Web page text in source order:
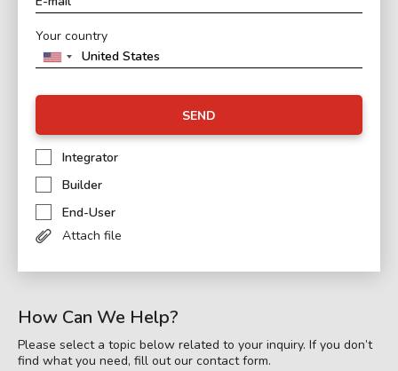
Your country
SEND
Integrator
Builder
End-User
Attach file
How Can We Help?
Please select a topic below related to your inquiry. If you don’t
find what you need, fill out our contact form.